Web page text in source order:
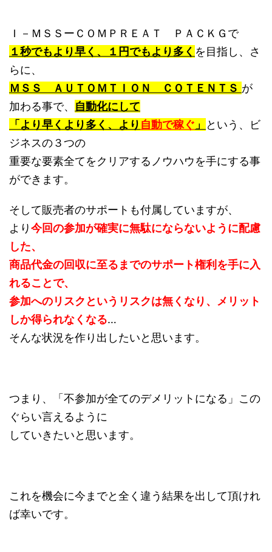
Ｉ－ＭＳＳーＣＯＭＰＲＥＡＴ ＰＡＣＫＧで
１秒でもより早く、１円でもより多く を目指し、さ
らに、
ＭＳＳ ＡＵＴＯＭＴＩＯＮ ＣＯＴＥＮＴＳ が
加わる事で、 自動化にして
「より早くより多く、より 自動で稼ぐ 」
という、ビ
ジネスの３つの
重要な要素全てをクリアするノウハウを手にする事
ができます。
そして販売者のサポートも付属していますが、
より今回の参加が確実に無駄にならないように配慮
した、
商品代金の回収に至るまでのサポート権利を手に入
れることで、
参加へのリスクというリスクは無くなり、メリット
しか得られなくなる…
そんな状況を作り出したいと思います。
つまり、「不参加が全てのデメリットになる」この
ぐらい言えるように
していきたいと思います。
これを機会に今までと全く違う結果を出して頂けれ
ば幸いです。